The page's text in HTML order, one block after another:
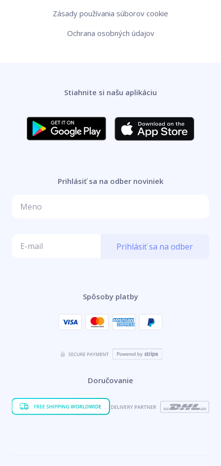
Zásady používania súborov cookie
Ochrana osobných údajov
Stiahnite si našu aplikáciu
Prihlásiť sa na odber noviniek
Prihlásiť sa na odber
Spôsoby platby
Doručovanie